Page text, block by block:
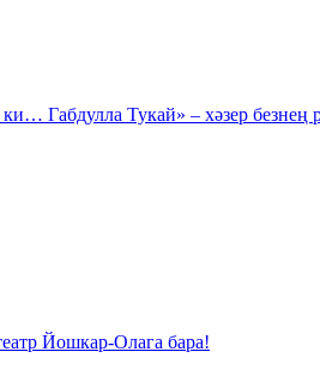
Габдулла Тукай» – хәзер безнең
Йошкар-Олага бара!